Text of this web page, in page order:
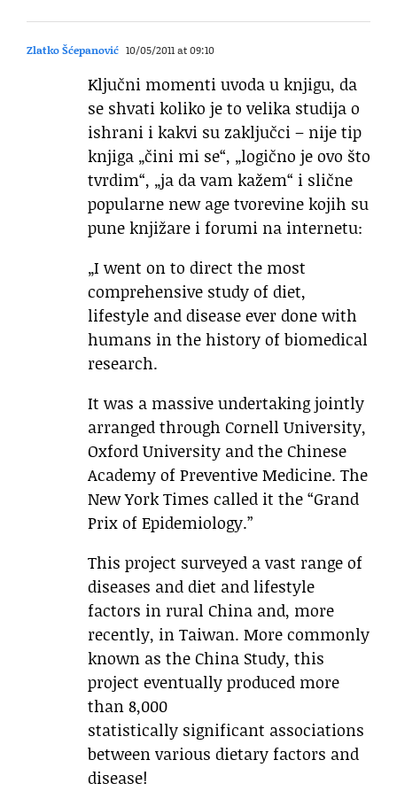
Zlatko Šćepanović 10/05/2011 at 09:10
Ključni momenti uvoda u knjigu, da
se shvati koliko je to velika studija o
ishrani i kakvi su zaključci – nije tip
knjiga „čini mi se“, „logično je ovo što
tvrdim“, „ja da vam kažem“ i slične
popularne new age tvorevine kojih su
pune knjižare i forumi na internetu:
„I went on to direct the most
comprehensive study of diet,
lifestyle and disease ever done with
humans in the history of biomedical
research.
It was a massive undertaking jointly
arranged through Cornell University,
Oxford University and the Chinese
Academy of Preventive Medicine. The
New York Times called it the “Grand
Prix of Epidemiology.”
This project surveyed a vast range of
diseases and diet and lifestyle
factors in rural China and, more
recently, in Taiwan. More commonly
known as the China Study, this
project eventually produced more
than 8,000
statistically significant associations
between various dietary factors and
disease!